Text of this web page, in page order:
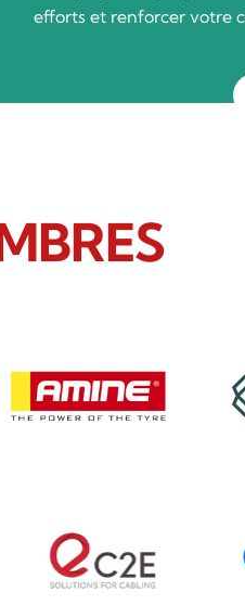
efforts et renforcer votre